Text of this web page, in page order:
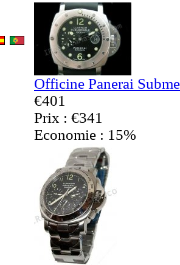
Officine Panerai
€401
Prix : €341
Economie : 15%